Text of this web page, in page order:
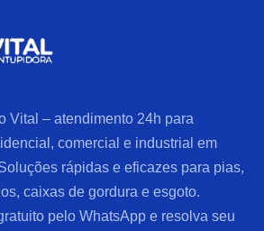
Vital – atendimento 24h para
comercial e industrial em
rápidas e eficazes para pias,
caixas de gordura e esgoto.
pelo WhatsApp e resolva seu